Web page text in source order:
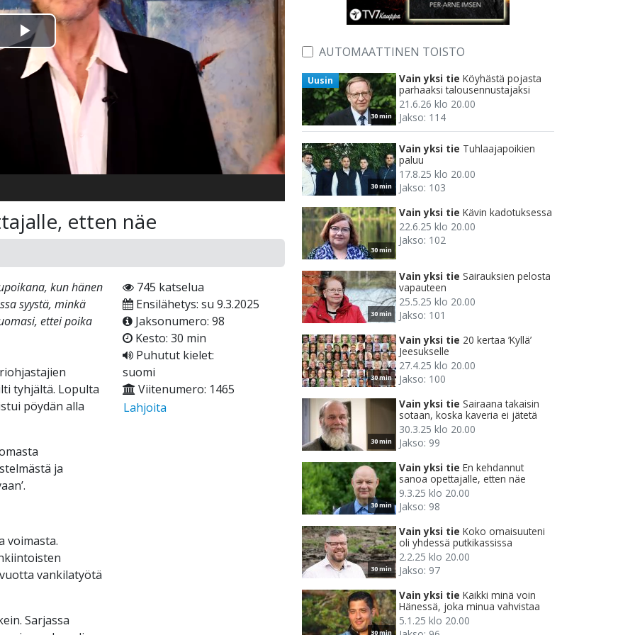
Toista
Video
etten näe
kun hänen
syystä, minkä
ettei poika
tyhjältä. Lopulta
pöydän alla
ja
voimasta.
vankilatyötä
Sarjassa
745 katselua
Ensilähetys: su 9.3.2025
Jaksonumero: 98
Kesto: 30 min
Puhutut kielet:
suomi
Viitenumero: 1465
Lahjoita
AUTOMAATTINEN TOISTO
30 min
Uusin Vain yksi tie Köyhästä pojasta
parhaaksi talousennustajaksi
21.6.26 klo 20.00
Jakso: 114
30 min
Vain yksi tie Tuhlaajapoikien
paluu
17.8.25 klo 20.00
Jakso: 103
30 min
Vain yksi tie Kävin kadotuksessa
22.6.25 klo 20.00
Jakso: 102
30 min
Vain yksi tie Sairauksien pelosta
vapauteen
25.5.25 klo 20.00
Jakso: 101
30 min
Vain yksi tie 20 kertaa ’Kyllä’
Jeesukselle
27.4.25 klo 20.00
Jakso: 100
30 min
Vain yksi tie Sairaana takaisin
sotaan, koska kaveria ei jätetä
30.3.25 klo 20.00
Jakso: 99
30 min
Vain yksi tie En kehdannut
sanoa opettajalle, etten näe
9.3.25 klo 20.00
Jakso: 98
30 min
Vain yksi tie Koko omaisuuteni
oli yhdessä putkikassissa
2.2.25 klo 20.00
Jakso: 97
30 min
Vain yksi tie Kaikki minä voin
Hänessä, joka minua vahvistaa
5.1.25 klo 20.00